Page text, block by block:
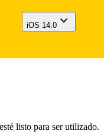
iOS 14.0
listo para ser utilizado.